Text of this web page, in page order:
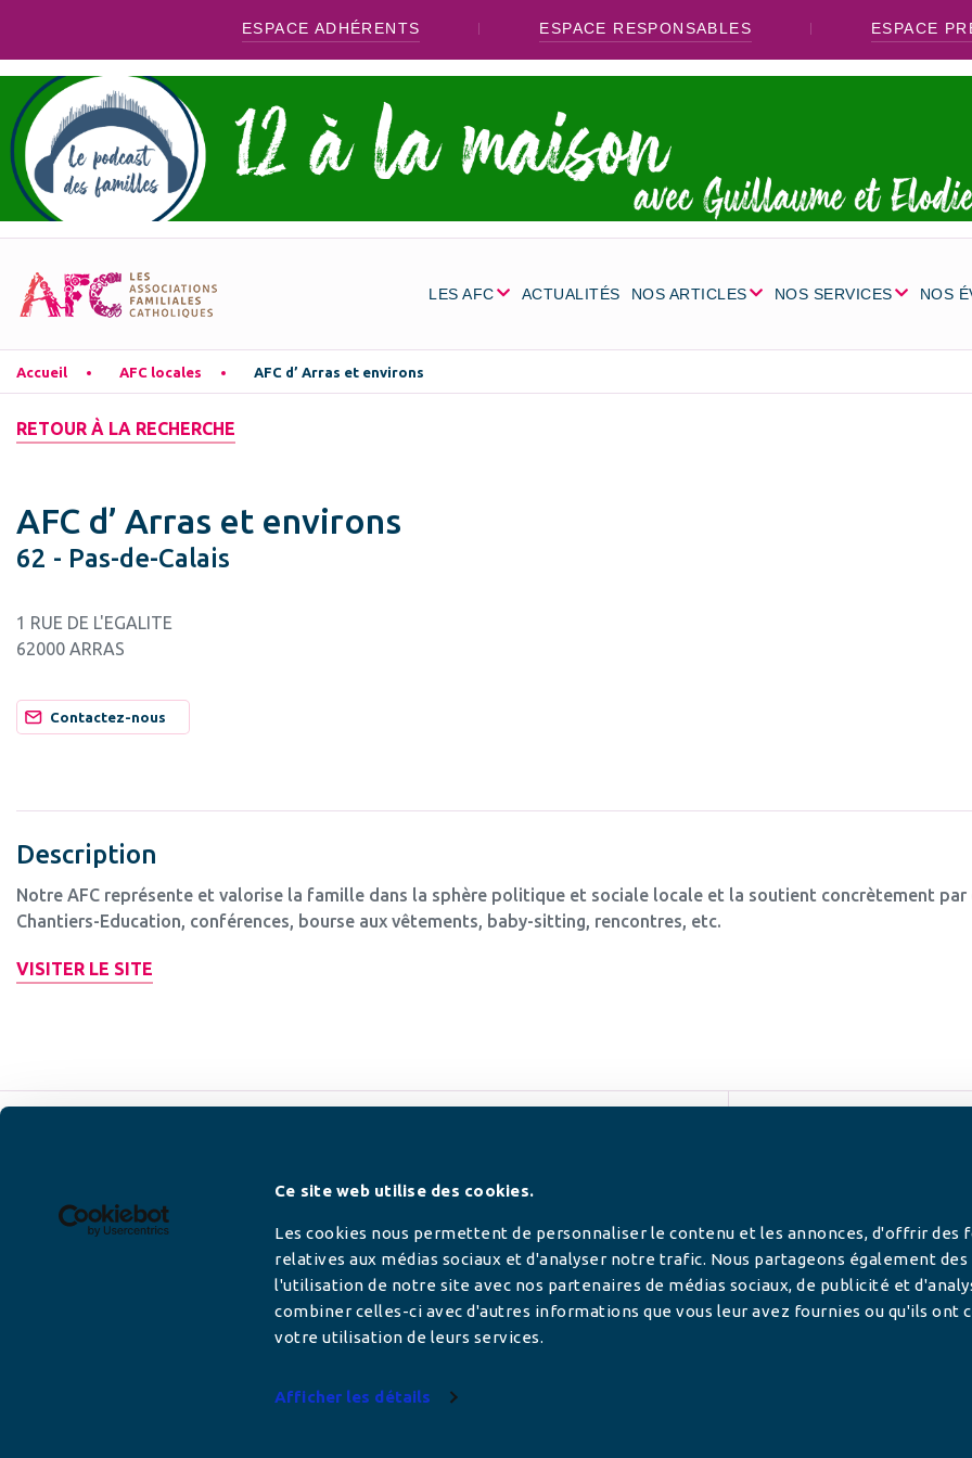
Ce site web utilise des cookies.
Les cookies nous permettent de personnaliser le contenu et les annonces, d'offrir des
relatives aux médias sociaux et d'analyser notre trafic. Nous partageons également
l'utilisation de notre site avec nos partenaires de médias sociaux, de publicité et
combiner celles-ci avec d'autres informations que vous leur avez fournies ou qu'ils ont
votre utilisation de leurs services.
Afficher les détails
ESPACE ADHÉRENTS ESPACE RESPONSABLES ESPACE
LES AFC ACTUALITÉS NOS ARTICLES NOS SERVICES NOS
Accueil AFC locales AFC d’ Arras et environs
RETOUR À LA RECHERCHE
AFC d’ Arras et environs
62 - Pas-de-Calais
1 RUE DE L'EGALITE
62000 ARRAS
Contactez-nous
Description
Notre AFC représente et valorise la famille dans la sphère politique et sociale locale et la soutient concrètement par
Chantiers-Education, conférences, bourse aux vêtements, baby-sitting, rencontres, etc.
VISITER LE SITE
Newsletter